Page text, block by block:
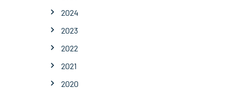
2024
2023
2022
2021
2020